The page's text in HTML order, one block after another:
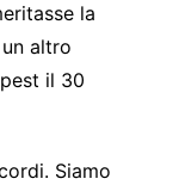
la
altro
il 30
Siamo